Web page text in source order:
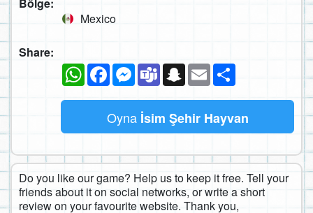
Mexico
Share:
WhatsAppFacebookMessenger
TeamsSnapchat
Email
Oyna İsim Şehir Hayvan
Do you like our game? Help us to keep it free. Tell your
friends about it on social networks, or write a short
review on your favourite website. Thank you,